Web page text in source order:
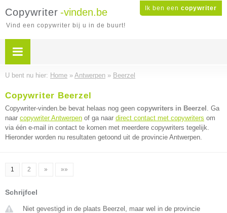
Ik ben een copywriter
Copywriter -vinden.be
Vind een copywriter bij u in de buurt!
U bent nu hier: Home » Antwerpen » Beerzel
Copywriter Beerzel
Copywriter-vinden.be bevat helaas nog geen copywriters in Beerzel . Ga
naar copywriter Antwerpen of ga naar direct contact met copywriters om
via één e-mail in contact te komen met meerdere copywriters tegelijk.
Hieronder worden nu resultaten getoond uit de provincie Antwerpen.
1 2 » »»
Schrijfcel
Niet gevestigd in de plaats Beerzel, maar wel in de provincie